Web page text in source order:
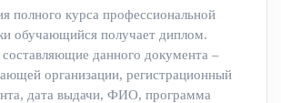
полного курса профессиональной
обучающийся получает диплом.
данного документа –
организации, регистрационный
дата выдачи, ФИО, программа